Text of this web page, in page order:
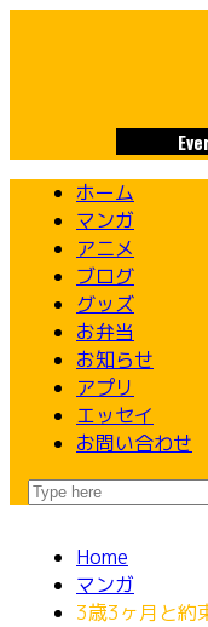
ホーム
マンガ
アニメ
ブログ
グッズ
お弁当
お知らせ
アプリ
エッセイ
お問い合わせ
Home
マンガ
3歳3ヶ月と約